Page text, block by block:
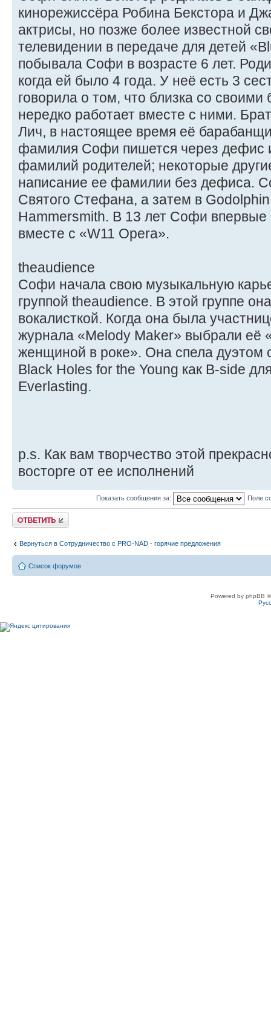
кинорежиссёра Робина Бекстора и
актрисы, но позже более известной
телевидении в передаче для детей
побывала Софи в возрасте 6 лет.
когда ей было 4 года. У неё есть 3
говорила о том, что близка со
нередко работает вместе с ними.
Лич, в настоящее время её
фамилия Софи пишется через дефис
фамилий родителей; некоторые
написание ее фамилии без дефиса.
Святого Стефана, а затем в
Hammersmith. В 13 лет Софи впервые
вместе с «W11 Opera».
theaudience
Софи начала свою музыкальную
группой theaudience. В этой группе
вокалисткой. Когда она была
журнала «Melody Maker» выбрали её
женщиной в роке». Она спела дуэтом
Black Holes for the Young как B-side
Everlasting.
p.s. Как вам творчество этой
восторге от ее исполнений
Показать сообщения за: Поле
Ответить
Вернуться в Сотрудничество c PRO-NAD - горячие предложения
Список форумов
Powered by phpBB